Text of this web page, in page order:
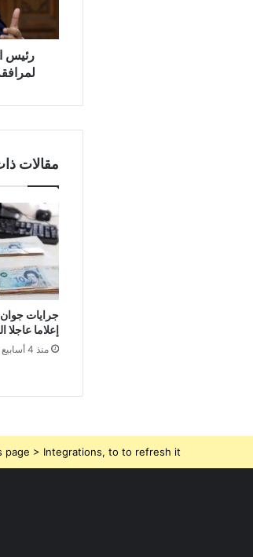
رئيس
مقالات
جرايات
إعلاما
منذ 4 أسابيع
page > Integrations, to to refresh it.